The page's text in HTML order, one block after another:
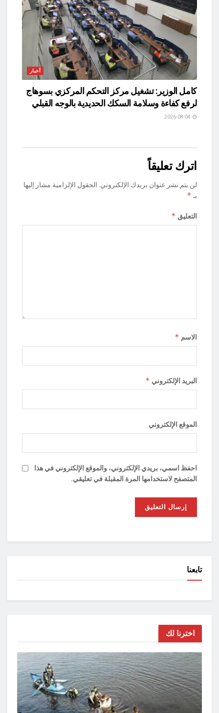
أخبار
كامل الوزير: تشغيل مركز التحكم المركزي بسوهاج
لرفع كفاءة وسلامة السكك الحديدية بالوجه القبلي
اترك تعليقاً
لن يتم نشر عنوان بريدك الإلكتروني. الحقول الإلزامية مشار إليها
بـ *
التعليق *
الاسم *
البريد الإلكتروني *
الموقع الإلكتروني
احفظ اسمي، بريدي الإلكتروني، والموقع الإلكتروني في هذا
المتصفح لاستخدامها المرة المقبلة في تعليقي.
تابعنا
اخترنا لك